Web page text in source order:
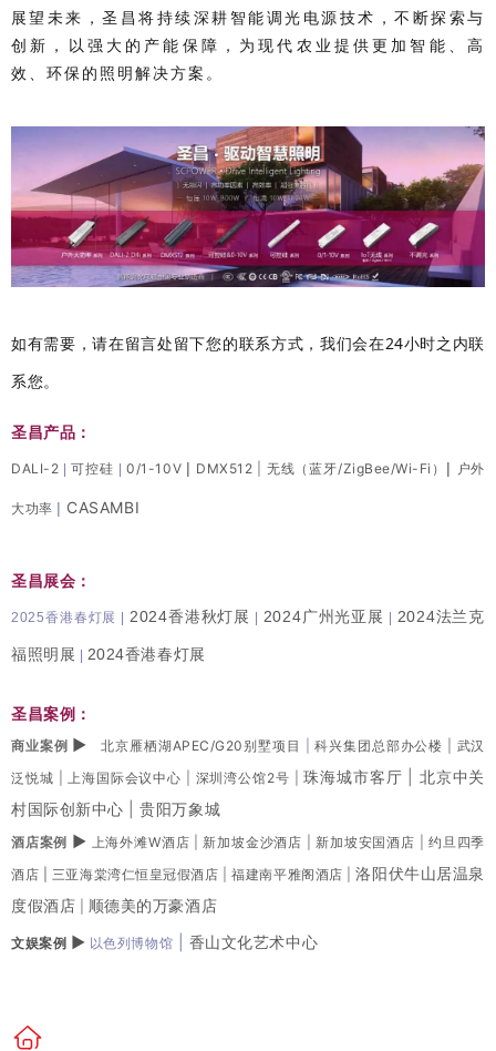
展望未来，圣昌将持续深耕智能调光电源技术，不断探索与
创新，以强大的产能保障，为现代农业提供更加智能、高
效、环保的照明解决方案。
如有需要，请在留言处留下您的联系方式，我们会在24小时之内联
系您。
圣昌产品：
DALI-2 |可控硅 |0/1-10V | DMX512 无线（蓝牙/ZigBee/Wi-Fi） | 户外
大功率 | CASAMBI
圣昌展会：
2025香港春灯展 | 2024香港秋灯展 | 2024广州光亚展 | 2024法兰克
福照明展 | 2024香港春灯展
圣昌案例：
商业案例 ▶ 北京雁栖湖APEC/G20别墅项目 |科兴集团总部办公楼
武汉
泛悦城
上海国际会议中心 深圳湾公馆2号 |珠海城市客厅
北京中关
村国际创新中心 |贵阳万象城
酒店案例 ▶ 上海外滩W酒店 新加坡金沙酒店 新加坡安国酒店 |约旦四季
酒店 | 三亚海棠湾仁恒皇冠假酒店 |福建南平雅阁酒店 |洛阳伏牛山居温泉
度假酒店
顺德美的万豪酒店
文娱案例 ▶ 以色列博物馆 香山文化艺术中心